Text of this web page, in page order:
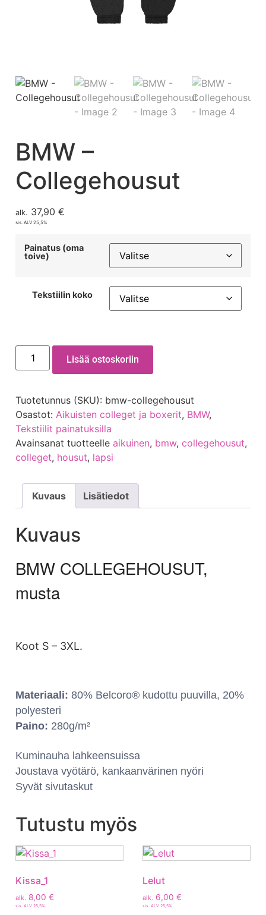
BMW –
Collegehousut
alk. 37,90 €
sis. ALV 25,5%
Painatus (oma
toive)
Tekstiilin koko
Lisää ostoskoriin
Tuotetunnus (SKU): bmw-collegehousut
Osastot: Aikuisten colleget ja boxerit, BMW,
Tekstiilit painatuksilla
Avainsanat tuotteelle aikuinen, bmw, collegehousut,
colleget, housut, lapsi
Kuvaus Lisätiedot
Kuvaus
BMW COLLEGEHOUSUT,
musta
Koot S – 3XL.
Materiaali: 80% Belcoro® kudottu puuvilla, 20%
polyesteri
Paino: 280g/m²
Kuminauha lahkeensuissa
Joustava vyötärö, kankaanvärinen nyöri
Syvät sivutaskut
Tutustu myös
Kissa_1
alk. 8,00 €
sis. ALV 25,5%
Lelut
alk. 6,00 €
sis. ALV 25,5%